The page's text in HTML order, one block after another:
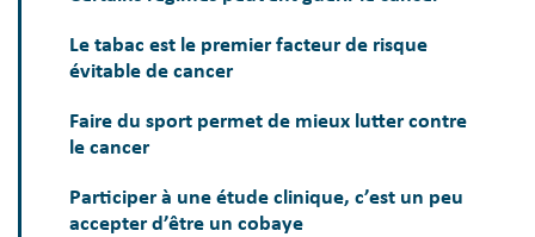
Le tabac est le premier facteur de risque
évitable de cancer
Faire du sport permet de mieux lutter contre
le cancer
Participer à une étude clinique, c’est un peu
accepter d’être un cobaye